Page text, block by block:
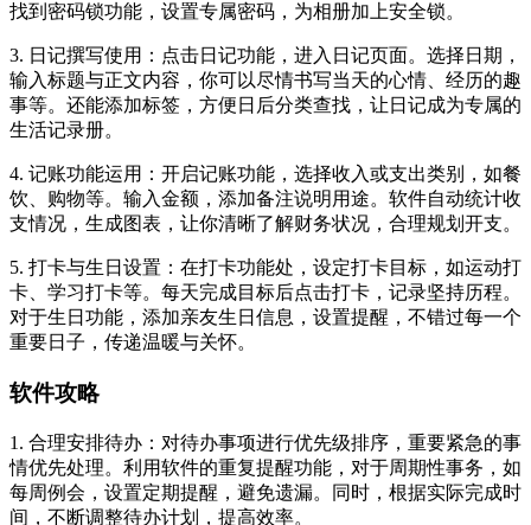
找到密码锁功能，设置专属密码，为相册加上安全锁。
3. 日记撰写使用：点击日记功能，进入日记页面。选择日期，
输入标题与正文内容，你可以尽情书写当天的心情、经历的趣
事等。还能添加标签，方便日后分类查找，让日记成为专属的
生活记录册。
4. 记账功能运用：开启记账功能，选择收入或支出类别，如餐
饮、购物等。输入金额，添加备注说明用途。软件自动统计收
支情况，生成图表，让你清晰了解财务状况，合理规划开支。
5. 打卡与生日设置：在打卡功能处，设定打卡目标，如运动打
卡、学习打卡等。每天完成目标后点击打卡，记录坚持历程。
对于生日功能，添加亲友生日信息，设置提醒，不错过每一个
重要日子，传递温暖与关怀。
软件攻略
1. 合理安排待办：对待办事项进行优先级排序，重要紧急的事
情优先处理。利用软件的重复提醒功能，对于周期性事务，如
每周例会，设置定期提醒，避免遗漏。同时，根据实际完成时
间，不断调整待办计划，提高效率。